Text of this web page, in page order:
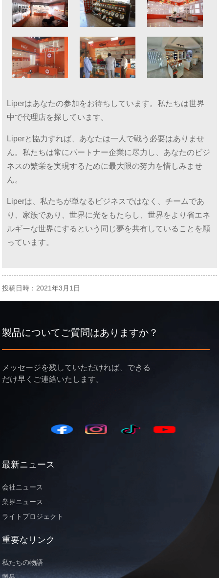
Liperはあなたの参加をお待ちしています。私たちは世界
中で代理店を探しています。
Liperと協力すれば、あなたは一人で戦う必要はありませ
ん。私たちは常にパートナー企業に尽力し、あなたのビジ
ネスの繁栄を実現するために最大限の努力を惜しみませ
ん。
Liperは、私たちが単なるビジネスではなく、チームであ
り、家族であり、世界に光をもたらし、世界をより省エネ
ルギーな世界にするという同じ夢を共有していることを願
っています。
投稿日時：2021年3月1日
製品についてご質問はありますか？
メッセージを残していただければ、できる
だけ早くご連絡いたします。
最新ニュース
会社ニュース
業界ニュース
ライトプロジェクト
重要なリンク
私たちの物語